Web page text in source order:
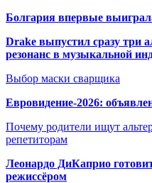
Болгария впервые
Drake выпустил сразу три
резонанс в музыкальной
Выбор маски сварщика
Евровидение-2026:
Почему родители ищут
репетиторам
Леонардо ДиКаприо
режиссёром